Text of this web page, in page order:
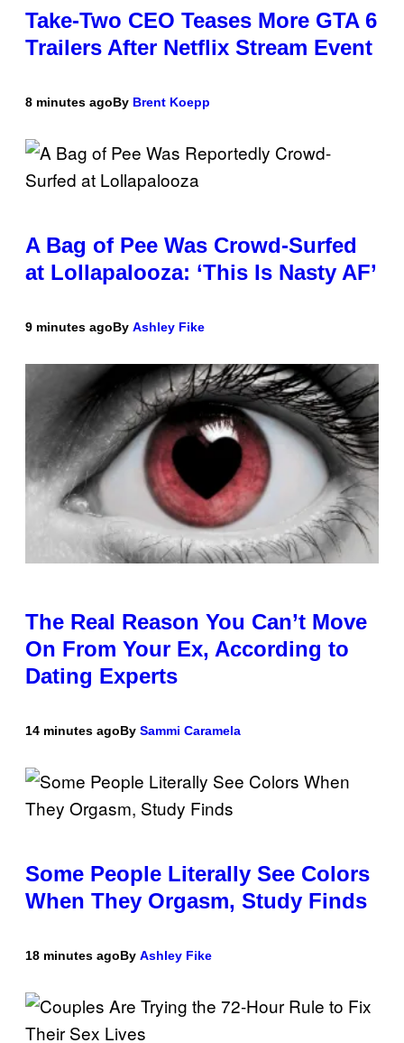
Take-Two CEO Teases More GTA 6
Trailers After Netflix Stream Event
8 minutes agoBy Brent Koepp
A Bag of Pee Was Crowd-Surfed
at Lollapalooza: ‘This Is Nasty AF’
9 minutes agoBy Ashley Fike
The Real Reason You Can’t Move
On From Your Ex, According to
Dating Experts
14 minutes agoBy Sammi Caramela
Some People Literally See Colors
When They Orgasm, Study Finds
18 minutes agoBy Ashley Fike